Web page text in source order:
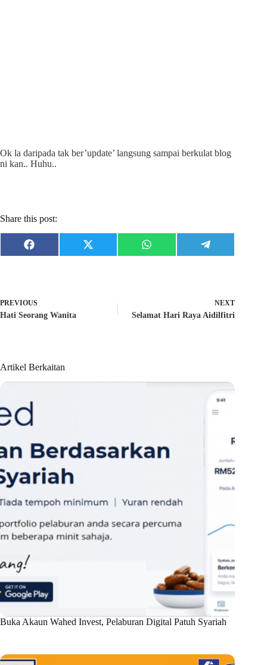
Ok la daripada tak ber’update’ langsung sampai berkulat blog
ni kan.. Huhu..
Share this post:
Share
on
F
a
o
k
Share
on
X
(
Share
on
W
h
p
Share
on
e
a
m
PREVIOUS
Hati Seorang Wanita
NEXT
Selamat Hari Raya Aidilfitri
Artikel Berkaitan
Buka Akaun Wahed Invest, Pelaburan Digital Patuh Syariah